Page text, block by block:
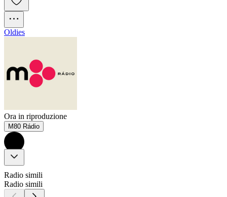
Oldies
Ora in riproduzione
M80 Rádio
Radio simili
Radio simili